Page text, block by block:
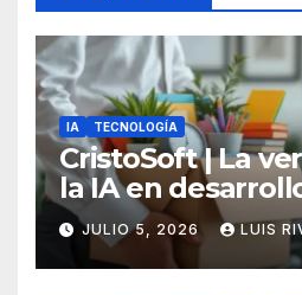
IA TECNOLOGÍA
CristoSoft | La
la IA en
software:
la necesidad
intervención
JULIO 5, 2026 LUIS